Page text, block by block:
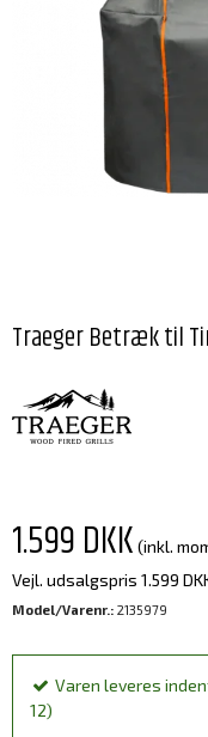
Traeger Betræk til
1.599 DKK (inkl.
Vejl. udsalgspris 1.599
Model/Varenr.: 2135979
Varen leveres
12)